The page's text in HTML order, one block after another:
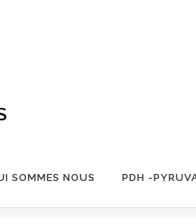
SOMMES NOUS PDH -